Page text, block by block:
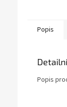
Popis
Popis